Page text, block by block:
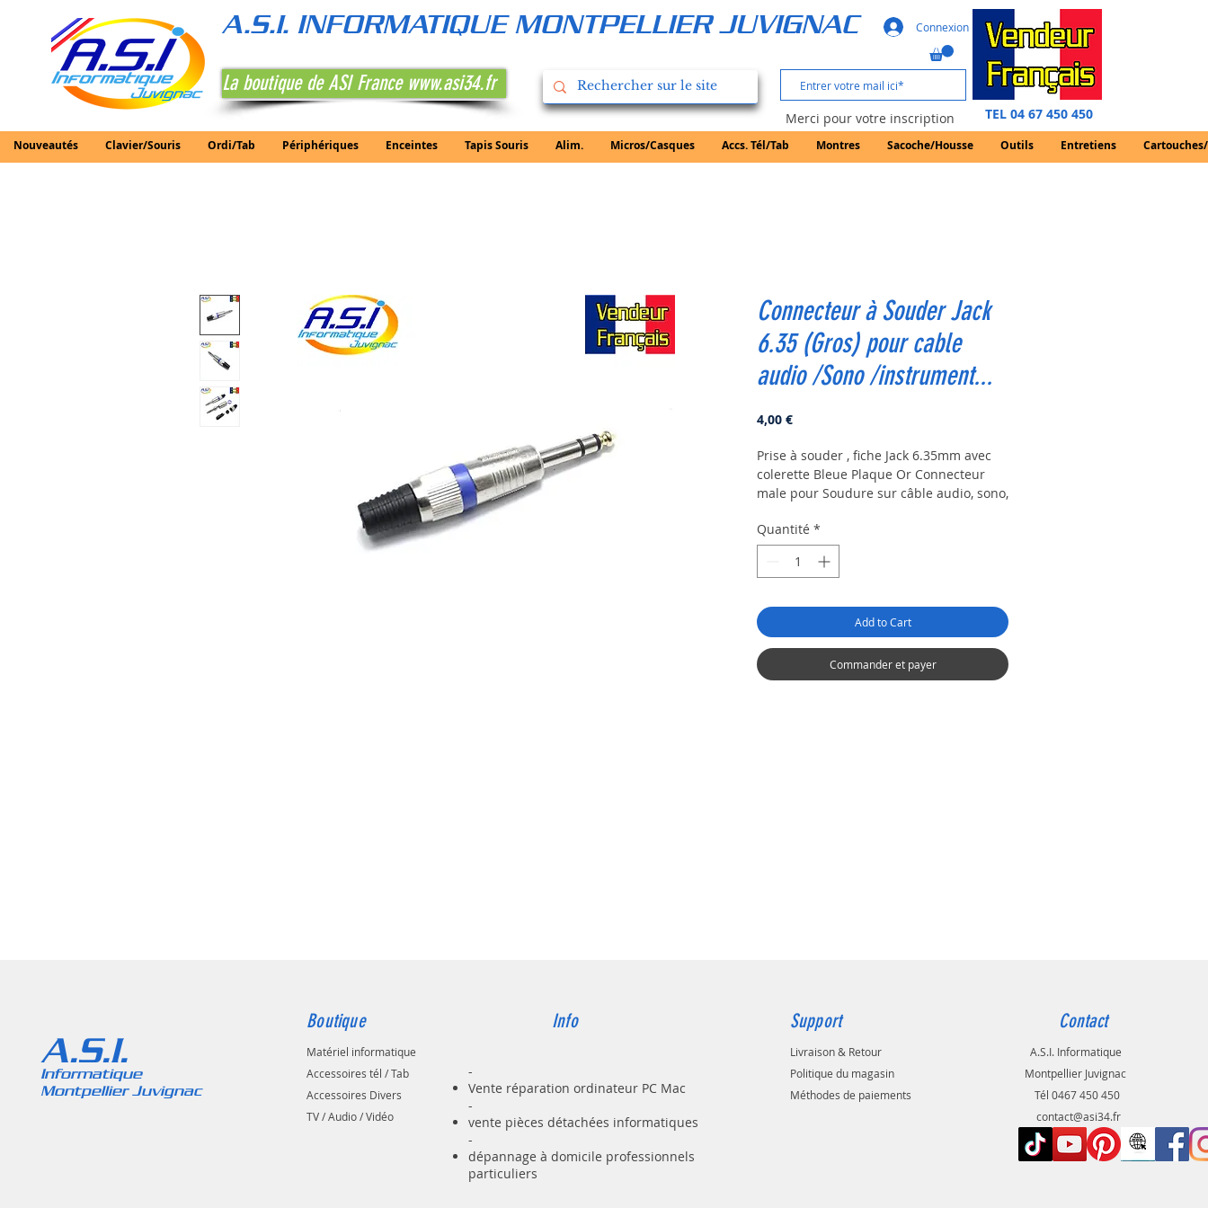
Nouveautés Clavier/Souris Ordi/Tab Périphériques Enceintes Tapis Souris Alim. Micros/Casques Accs. Tél/Tab Montres Sacoche/Housse Outils Entretiens
A.S.I. INFORMATIQUE MONTPELLIER JUVIGNAC
TEL 04 67 450 450
Merci pour votre inscription
Connexion
La boutique de ASI France www.asi34.fr
Connecteur à Souder Jack
6.35 (Gros) pour cable
audio /Sono /instrument...
4,00 €Prix
Prise à souder , fiche Jack 6.35mm avec
colerette Bleue Plaque Or Connecteur
male pour Soudure sur câble audio, sono,
Le Connecteur à Souder Jack 6.35 (Gros)
est un accessoire idéal pour les câbles
Grâce à sa conception solide et durable,
il est capable de supporter des
connexions d'une grande variété de
sources sonores. Sa robustesse garantit
une connexion stable et fiable, assurant
Quantité *
Add to Cart
Commander et payer
Informatique
Montpellier Juvignac
A.S.I.
Boutique
Matériel informatique
Accessoires tél / Tab
Accessoires Divers
TV / Audio / Vidéo
Info
-
Vente réparation ordinateur PC Mac
-
vente pièces détachées informatiques
-
dépannage à domicile professionnels
particuliers
Support
Livraison & Retour
Politique du magasin
Méthodes de paiements
Contact
A.S.I. Informatique
Montpellier Juvignac
Tél 0467 450 450
contact@asi34.fr